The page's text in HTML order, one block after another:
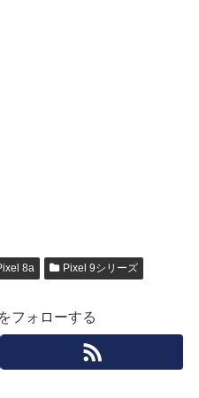
8a Pixel 9シリーズ
フォローする